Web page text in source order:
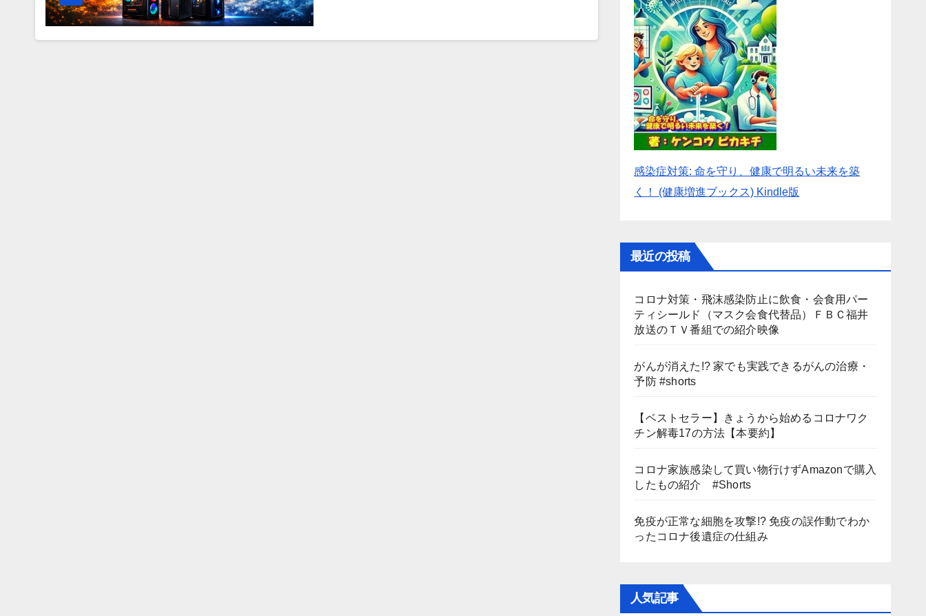
感染症対策: 命を守り、健康で明るい未来を築
く！ (健康増進ブックス) Kindle版
最近の投稿
コロナ対策・飛沫感染防止に飲食・会食用パー
ティシールド（マスク会食代替品）ＦＢＣ福井
放送のＴＶ番組での紹介映像
がんが消えた!? 家でも実践できるがんの治療・
予防 #shorts
【ベストセラー】きょうから始めるコロナワク
チン解毒17の方法【本要約】
コロナ家族感染して買い物行けずAmazonで購入
したもの紹介 #Shorts
免疫が正常な細胞を攻撃!? 免疫の誤作動でわか
ったコロナ後遺症の仕組み
人気記事